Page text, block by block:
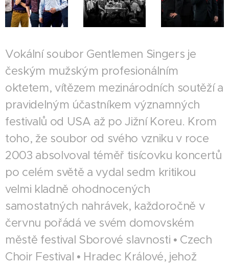
Vokální soubor Gentlemen Singers je
českým mužským profesionálním
oktetem, vítězem mezinárodních soutěží a
pravidelným účastníkem významných
festivalů od USA až po Jižní Koreu. Krom
toho, že soubor od svého vzniku v roce
2003 absolvoval téměř tisícovku koncertů
po celém světě a vydal sedm kritikou
velmi kladně ohodnocených
samostatných nahrávek, každoročně v
červnu pořádá ve svém domovském
městě festival Sborové slavnosti • Czech
Choir Festival • Hradec Králové, jehož